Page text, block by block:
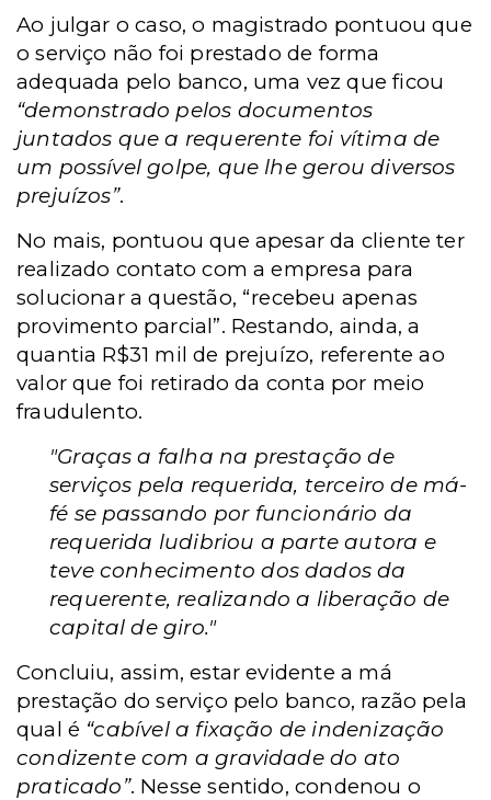
Ao julgar o caso, o magistrado pontuou que
o serviço não foi prestado de forma
adequada pelo banco, uma vez que ficou
“demonstrado pelos documentos
juntados que a requerente foi vítima de
um possível golpe, que lhe gerou diversos
prejuízos”.
No mais, pontuou que apesar da cliente ter
realizado contato com a empresa para
solucionar a questão, “recebeu apenas
provimento parcial”. Restando, ainda, a
quantia R$31 mil de prejuízo, referente ao
valor que foi retirado da conta por meio
fraudulento.
"Graças a falha na prestação de
serviços pela requerida, terceiro de má-
fé se passando por funcionário da
requerida ludibriou a parte autora e
teve conhecimento dos dados da
requerente, realizando a liberação de
capital de giro."
Concluiu, assim, estar evidente a má
prestação do serviço pelo banco, razão pela
qual é “cabível a fixação de indenização
condizente com a gravidade do ato
praticado”. Nesse sentido, condenou o